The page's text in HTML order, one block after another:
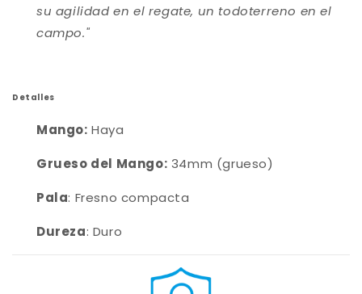
su agilidad en el regate, un todoterreno en el
campo."
Detalles
Mango: Haya
Grueso del Mango: 34mm (grueso)
Pala: Fresno compacta
Dureza: Duro